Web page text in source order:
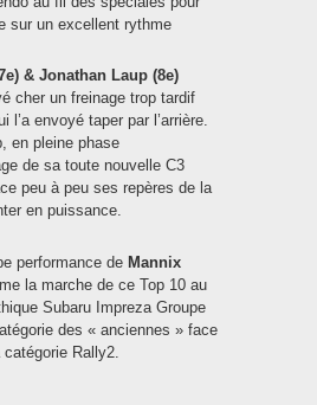
sur un excellent rythme
& Jonathan Laup (8e)
cher un freinage trop tardif
l’a envoyé taper par l’arrière.
en pleine phase
de sa toute nouvelle C3
peu à peu ses repères de la
en puissance.
performance de Mannix
la marche de ce Top 10 au
Subaru Impreza Groupe
des « anciennes » face
Rally2.